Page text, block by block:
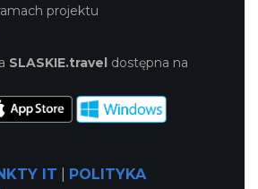
projektu
SLASKIE.travel dostępna na
IT
POLITYKA